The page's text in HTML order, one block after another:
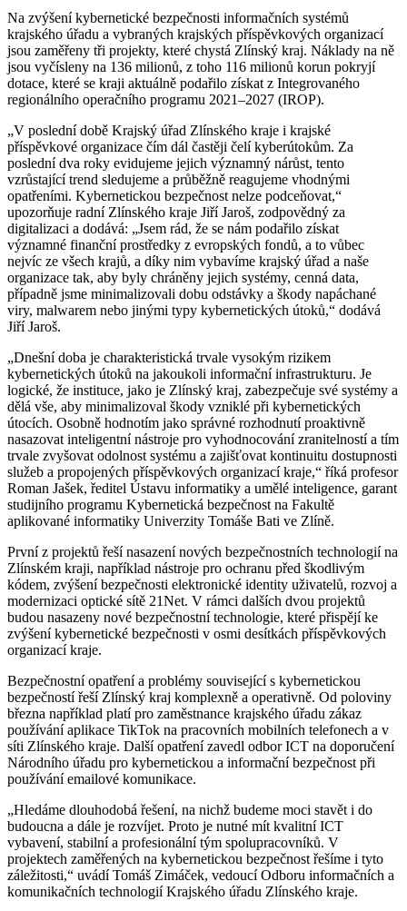
Na zvýšení kybernetické bezpečnosti informačních systémů
krajského úřadu a vybraných krajských příspěvkových organizací
jsou zaměřeny tři projekty, které chystá Zlínský kraj. Náklady na ně
jsou vyčísleny na 136 milionů, z toho 116 milionů korun pokryjí
dotace, které se kraji aktuálně podařilo získat z Integrovaného
regionálního operačního programu 2021–2027 (IROP).
„V poslední době Krajský úřad Zlínského kraje i krajské
příspěvkové organizace čím dál častěji čelí kyberútokům. Za
poslední dva roky evidujeme jejich významný nárůst, tento
vzrůstající trend sledujeme a průběžně reagujeme vhodnými
opatřeními. Kybernetickou bezpečnost nelze podceňovat,“
upozorňuje radní Zlínského kraje Jiří Jaroš, zodpovědný za
digitalizaci a dodává: „Jsem rád, že se nám podařilo získat
významné finanční prostředky z evropských fondů, a to vůbec
nejvíc ze všech krajů, a díky nim vybavíme krajský úřad a naše
organizace tak, aby byly chráněny jejich systémy, cenná data,
případně jsme minimalizovali dobu odstávky a škody napáchané
viry, malwarem nebo jinými typy kybernetických útoků,“ dodává
Jiří Jaroš.
„Dnešní doba je charakteristická trvale vysokým rizikem
kybernetických útoků na jakoukoli informační infrastrukturu. Je
logické, že instituce, jako je Zlínský kraj, zabezpečuje své systémy a
dělá vše, aby minimalizoval škody vzniklé při kybernetických
útocích. Osobně hodnotím jako správné rozhodnutí proaktivně
nasazovat inteligentní nástroje pro vyhodnocování zranitelností a tím
trvale zvyšovat odolnost systému a zajišťovat kontinuitu dostupnosti
služeb a propojených příspěvkových organizací kraje,“ říká profesor
Roman Jašek, ředitel Ústavu informatiky a umělé inteligence, garant
studijního programu Kybernetická bezpečnost na Fakultě
aplikované informatiky Univerzity Tomáše Bati ve Zlíně.
První z projektů řeší nasazení nových bezpečnostních technologií na
Zlínském kraji, například nástroje pro ochranu před škodlivým
kódem, zvýšení bezpečnosti elektronické identity uživatelů, rozvoj a
modernizaci optické sítě 21Net. V rámci dalších dvou projektů
budou nasazeny nové bezpečnostní technologie, které přispějí ke
zvýšení kybernetické bezpečnosti v osmi desítkách příspěvkových
organizací kraje.
Bezpečnostní opatření a problémy související s kybernetickou
bezpečností řeší Zlínský kraj komplexně a operativně. Od poloviny
března například platí pro zaměstnance krajského úřadu zákaz
používání aplikace TikTok na pracovních mobilních telefonech a v
síti Zlínského kraje. Další opatření zavedl odbor ICT na doporučení
Národního úřadu pro kybernetickou a informační bezpečnost při
používání emailové komunikace.
„Hledáme dlouhodobá řešení, na nichž budeme moci stavět i do
budoucna a dále je rozvíjet. Proto je nutné mít kvalitní ICT
vybavení, stabilní a profesionální tým spolupracovníků. V
projektech zaměřených na kybernetickou bezpečnost řešíme i tyto
záležitosti,“ uvádí Tomáš Zimáček, vedoucí Odboru informačních a
komunikačních technologií Krajského úřadu Zlínského kraje.